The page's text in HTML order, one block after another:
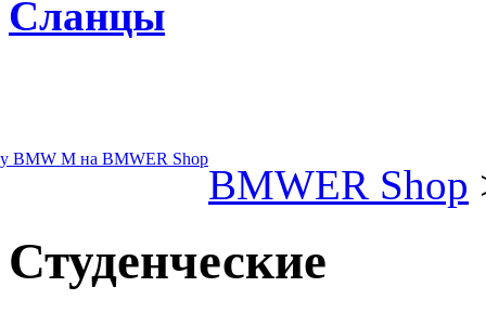
Сланцы
BMWER Shop
Студенческие